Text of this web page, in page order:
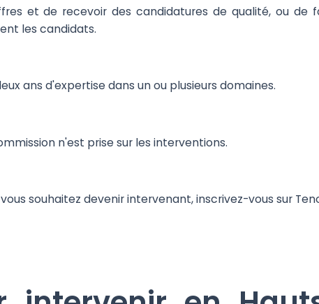
et de recevoir des candidatures de qualité, ou de
les candidats.
ans d'expertise dans un ou plusieurs domaines.
n'est prise sur les interventions.
souhaitez devenir intervenant, inscrivez-vous sur